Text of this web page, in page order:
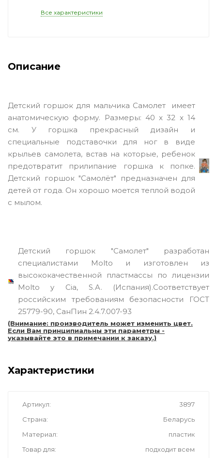
Все характеристики
Описание
Детский горшок для мальчика Самолет имеет
анатомическую форму. Размеры: 40 x 32 x 14
см. У горшка прекрасный дизайн и
специальные подставочки для ног в виде
крыльев самолета, встав на которые, ребенок
предотвратит прилипание горшка к попке.
Детский горшок "Самолёт" предназначен для
детей от года. Он хорошо моется теплой водой
с мылом.
Детский горшок "Самолет" разработан
специалистами Molto и изготовлен из
высококачественной пластмассы по лицензии
Molto y Cia, S.A. (Испания).Соответствует
российским требованиям безопасности ГОСТ
25779-90, СанПин 2.4.7.007-93
(Внимание: производитель может изменить цвет.
Если Вам принципиальны эти параметры -
указывайте это в примечании к заказу.)
Характеристики
Артикул
3897
Страна
Беларусь
Материал
пластик
Товар для
подходит всем